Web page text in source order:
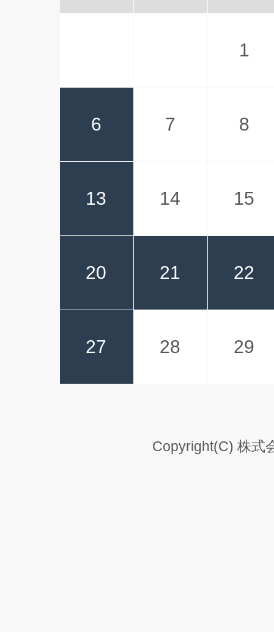
1
6 7 8
13 14 15
20 21 22
27 28 29
Copyright(C) 株式